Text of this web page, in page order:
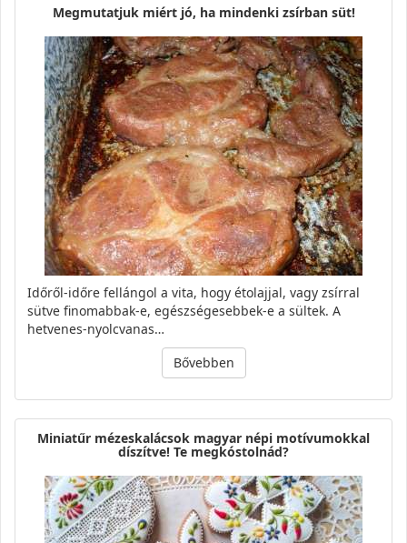
Megmutatjuk miért jó, ha mindenki zsírban süt!
Időről-időre fellángol a vita, hogy étolajjal, vagy zsírral
sütve finomabbak-e, egészségesebbek-e a sültek. A
hetvenes-nyolcvanas…
Bővebben
Miniatűr mézeskalácsok magyar népi motívumokkal
díszítve! Te megkóstolnád?